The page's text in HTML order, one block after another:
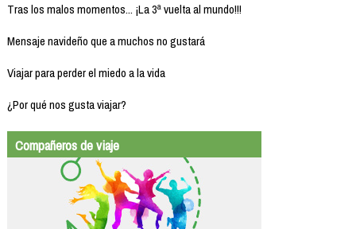
Tras los malos momentos... ¡La 3ª vuelta al mundo!!!
Mensaje navideño que a muchos no gustará
Viajar para perder el miedo a la vida
¿Por qué nos gusta viajar?
Compañeros de viaje